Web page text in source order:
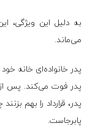
به دلیل این ویژگی،
می‌ماند.
پدر خانواده‌ای خانه
پدر فوت می‌کند. پس از
پدر، قرارداد را بهم
پابرجاست.